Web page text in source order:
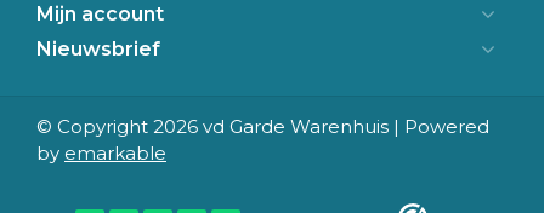
Mijn account
Nieuwsbrief
© Copyright 2026 vd Garde Warenhuis | Powered
by emarkable